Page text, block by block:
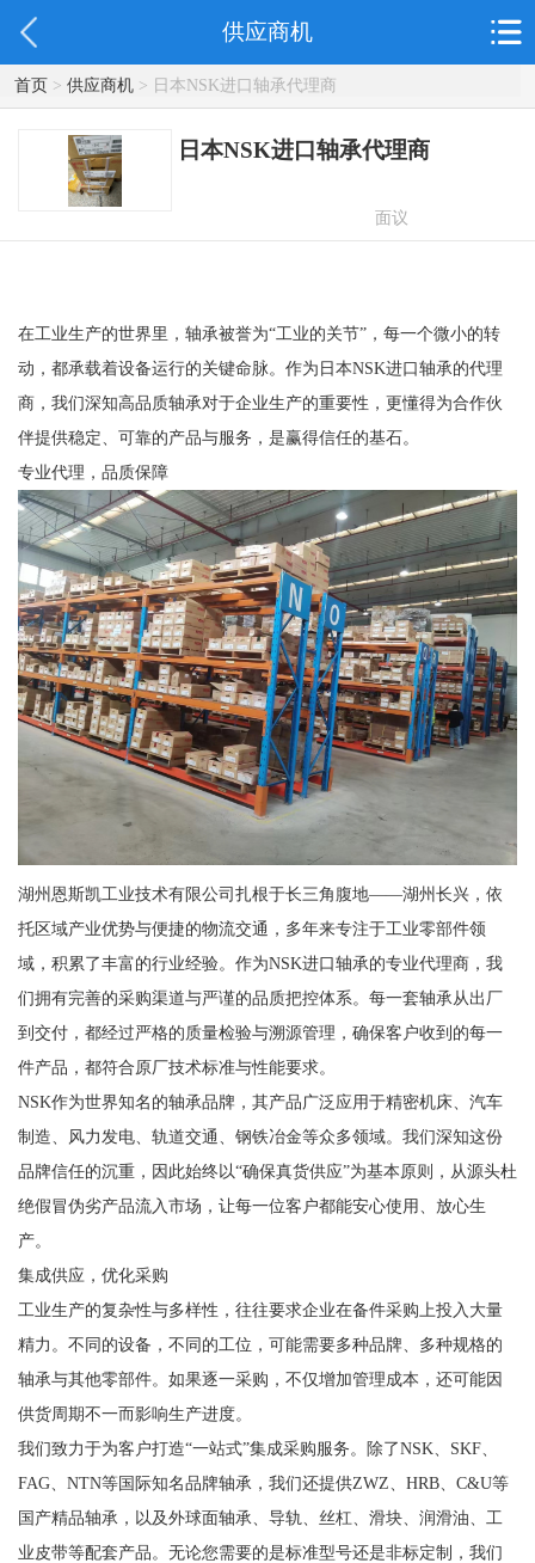
供应商机
首页> 供应商机> 日本NSK进口轴承代理商
日本NSK进口轴承代理商
面议
在工业生产的世界里，轴承被誉为“工业的关节”，每一个微小的转
动，都承载着设备运行的关键命脉。作为日本NSK进口轴承的代理
商，我们深知高品质轴承对于企业生产的重要性，更懂得为合作伙
伴提供稳定、可靠的产品与服务，是赢得信任的基石。
专业代理，品质保障
湖州恩斯凯工业技术有限公司扎根于长三角腹地——湖州长兴，依
托区域产业优势与便捷的物流交通，多年来专注于工业零部件领
域，积累了丰富的行业经验。作为NSK进口轴承的专业代理商，我
们拥有完善的采购渠道与严谨的品质把控体系。每一套轴承从出厂
到交付，都经过严格的质量检验与溯源管理，确保客户收到的每一
件产品，都符合原厂技术标准与性能要求。
NSK作为世界知名的轴承品牌，其产品广泛应用于精密机床、汽车
制造、风力发电、轨道交通、钢铁冶金等众多领域。我们深知这份
品牌信任的沉重，因此始终以“确保真货供应”为基本原则，从源头杜
绝假冒伪劣产品流入市场，让每一位客户都能安心使用、放心生
产。
集成供应，优化采购
工业生产的复杂性与多样性，往往要求企业在备件采购上投入大量
精力。不同的设备，不同的工位，可能需要多种品牌、多种规格的
轴承与其他零部件。如果逐一采购，不仅增加管理成本，还可能因
供货周期不一而影响生产进度。
我们致力于为客户打造“一站式”集成采购服务。除了NSK、SKF、
FAG、NTN等国际知名品牌轴承，我们还提供ZWZ、HRB、C&U等
国产精品轴承，以及外球面轴承、导轨、丝杠、滑块、润滑油、工
业皮带等配套产品。无论您需要的是标准型号还是非标定制，我们